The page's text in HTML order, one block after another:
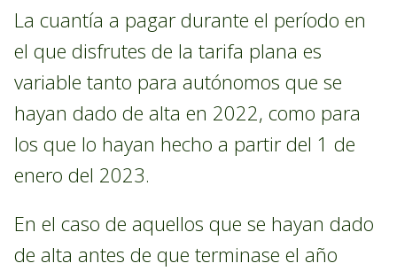
La cuantía a pagar durante el período en
el que disfrutes de la tarifa plana es
variable tanto para autónomos que se
hayan dado de alta en 2022, como para
los que lo hayan hecho a partir del 1 de
enero del 2023.
En el caso de aquellos que se hayan dado
de alta antes de que terminase el año